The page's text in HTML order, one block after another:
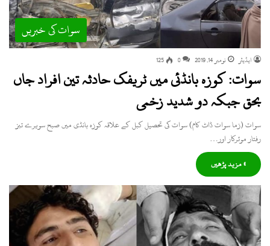
سوات کی خبریں
ایڈیٹر نومبر 14, 2019 0
125
سوات: کوزہ بانڈئی میں ٹریفک حادثہ تین افراد جاں
بحق جبکہ دو شدید زخمی
سوات (زما سوات ڈاٹ کام) سوات کی تحصیل کبل کے علاقہ کوزہ بانڈی میں صبح سویرے تیز
رفتار موٹرکار اور…
» مزید پڑھیں